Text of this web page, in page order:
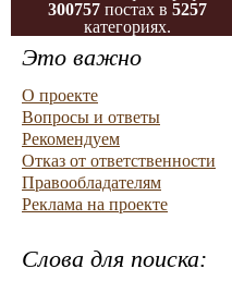
300757 постах в5257
категориях.
Это важно
О проекте
Вопросы и ответы
Рекомендуем
Отказ от ответственности
Правообладателям
Реклама на проекте
Слова для поиска: